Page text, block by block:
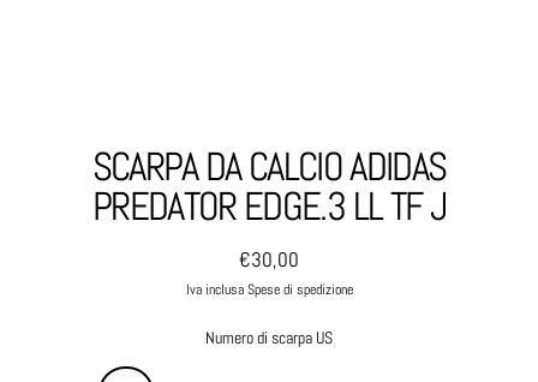
SCARPA DA CALCIO ADIDAS
PREDATOR EDGE.3 LL TF J
Prezzo normale
€30,00
Iva inclusa Spese di spedizione
Numero di scarpa US